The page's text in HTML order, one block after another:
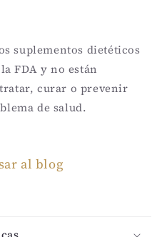
suplementos dietéticos
FDA y no están
curar o prevenir
de salud.
al blog